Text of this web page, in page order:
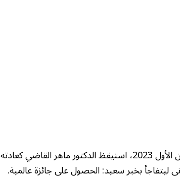
فجر يوم 19 ديسمبر/كانون الأول 2023، استيقظ الدكتور
ليتفاجأ بخبر سعيد: الحصول على جائزة عالمية.